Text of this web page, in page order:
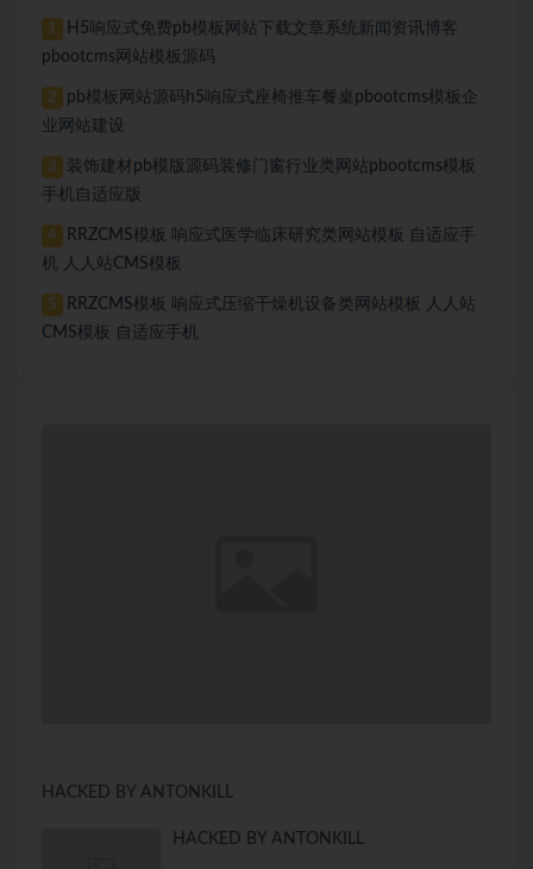
1
H5响应式免费pb模板网站下载文章系统新闻资讯博客
pbootcms网站模板源码
2
pb模板网站源码h5响应式座椅推车餐桌pbootcms模板企
业网站建设
3
装饰建材pb模版源码装修门窗行业类网站pbootcms模板
手机自适应版
4
RRZCMS模板 响应式医学临床研究类网站模板 自适应手
机 人人站CMS模板
5
RRZCMS模板 响应式压缩干燥机设备类网站模板 人人站
CMS模板 自适应手机
HACKED BY ANTONKILL
HACKED BY ANTONKILL